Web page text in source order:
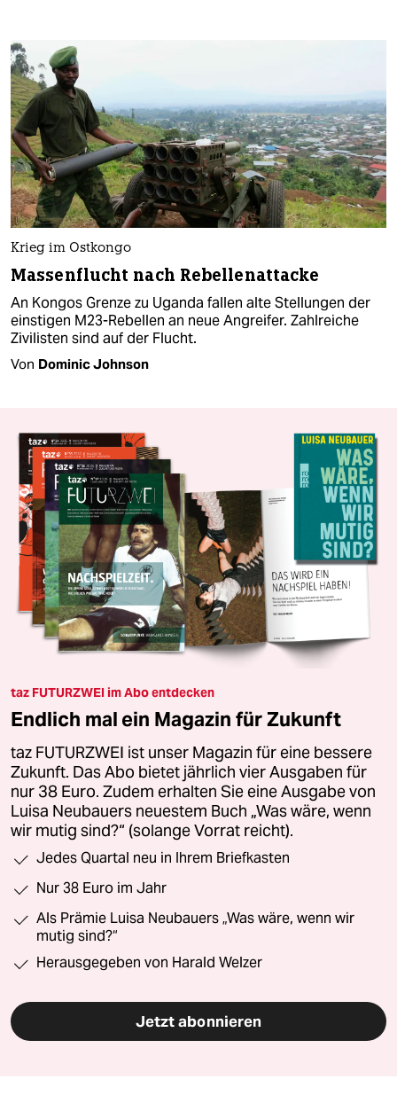
Krieg im Ostkongo
Massenflucht nach Rebellenattacke
An Kongos Grenze zu Uganda fallen alte Stellungen der
einstigen M23-Rebellen an neue Angreifer. Zahlreiche
Zivilisten sind auf der Flucht.
Von Dominic Johnson
taz FUTURZWEI im Abo entdecken
Endlich mal ein Magazin für Zukunft
taz FUTURZWEI ist unser Magazin für eine bessere
Zukunft. Das Abo bietet jährlich vier Ausgaben für
nur 38 Euro. Zudem erhalten Sie eine Ausgabe von
Luisa Neubauers neuestem Buch „Was wäre, wenn
wir mutig sind?“ (solange Vorrat reicht).
Jedes Quartal neu in Ihrem Briefkasten
Nur 38 Euro im Jahr
Als Prämie Luisa Neubauers „Was wäre, wenn wir
mutig sind?“
Herausgegeben von Harald Welzer
Jetzt abonnieren